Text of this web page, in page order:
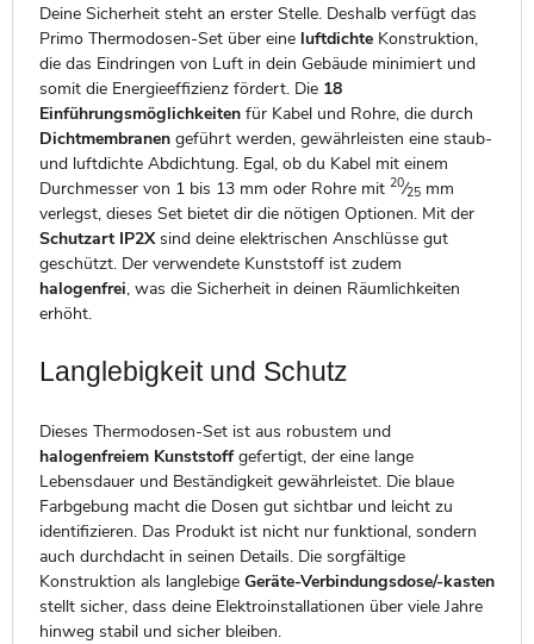
Deine Sicherheit steht an erster Stelle. Deshalb verfügt das
Primo Thermodosen-Set über eine luftdichteKonstruktion,
die das Eindringen von Luft in dein Gebäude minimiert und
somit die Energieeffizienz fördert. Die 18
Einführungsmöglichkeitenfür Kabel und Rohre, die durch
Dichtmembranengeführt werden, gewährleisten eine staub-
und luftdichte Abdichtung. Egal, ob du Kabel mit einem
Durchmesser von 1 bis 13 mm oder Rohre mit 20⁄25mm
verlegst, dieses Set bietet dir die nötigen Optionen. Mit der
Schutzart IP2Xsind deine elektrischen Anschlüsse gut
geschützt. Der verwendete Kunststoff ist zudem
halogenfrei, was die Sicherheit in deinen Räumlichkeiten
erhöht.
Langlebigkeit und Schutz
Dieses Thermodosen-Set ist aus robustem und
halogenfreiem Kunststoffgefertigt, der eine lange
Lebensdauer und Beständigkeit gewährleistet. Die blaue
Farbgebung macht die Dosen gut sichtbar und leicht zu
identifizieren. Das Produkt ist nicht nur funktional, sondern
auch durchdacht in seinen Details. Die sorgfältige
Konstruktion als langlebige Geräte-Verbindungsdose/-kasten
stellt sicher, dass deine Elektroinstallationen über viele Jahre
hinweg stabil und sicher bleiben.